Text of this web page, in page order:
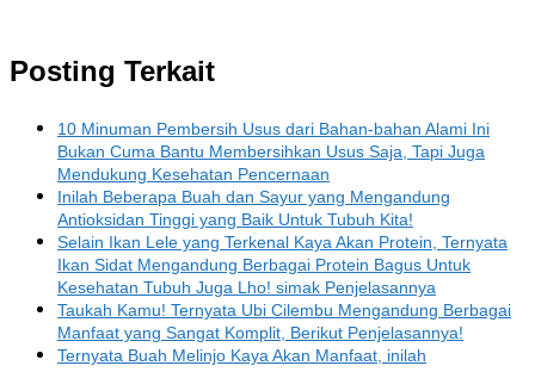
Posting Terkait
10 Minuman Pembersih Usus dari Bahan-bahan Alami Ini
Bukan Cuma Bantu Membersihkan Usus Saja, Tapi Juga
Mendukung Kesehatan Pencernaan
Inilah Beberapa Buah dan Sayur yang Mengandung
Antioksidan Tinggi yang Baik Untuk Tubuh Kita!
Selain Ikan Lele yang Terkenal Kaya Akan Protein, Ternyata
Ikan Sidat Mengandung Berbagai Protein Bagus Untuk
Kesehatan Tubuh Juga Lho! simak Penjelasannya
Taukah Kamu! Ternyata Ubi Cilembu Mengandung Berbagai
Manfaat yang Sangat Komplit, Berikut Penjelasannya!
Ternyata Buah Melinjo Kaya Akan Manfaat, inilah